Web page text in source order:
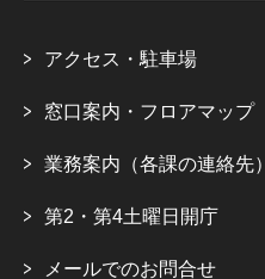
アクセス・駐車場
窓口案内・フロアマップ
業務案内（各課の連絡先）
第2・第4土曜日開庁
メールでのお問合せ